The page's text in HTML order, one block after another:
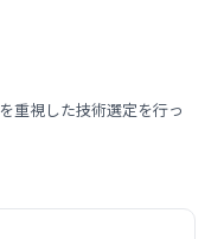
重視した技術選定を行っ